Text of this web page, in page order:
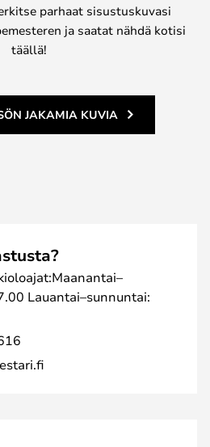
parhaat sisustuskuvasi
ja saatat nähdä kotisi
täällä!
JAKAMIA KUVIA
Lauantai–sunnuntai: